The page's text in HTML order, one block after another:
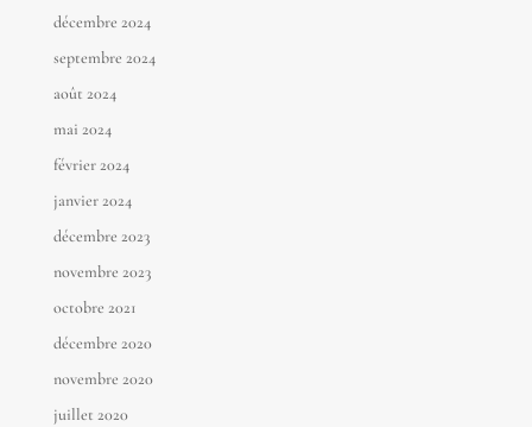
décembre 2024
septembre 2024
août 2024
mai 2024
février 2024
janvier 2024
décembre 2023
novembre 2023
octobre 2021
décembre 2020
novembre 2020
juillet 2020